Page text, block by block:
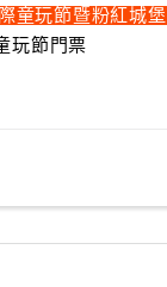
童玩節暨粉紅城堡
玩節門票